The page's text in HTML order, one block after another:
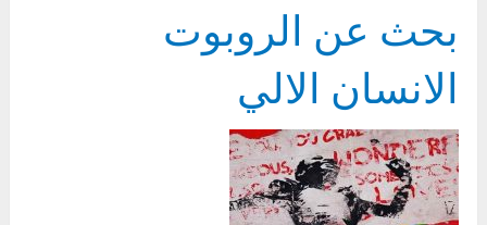
بحث عن الروبوت
الانسان الالي